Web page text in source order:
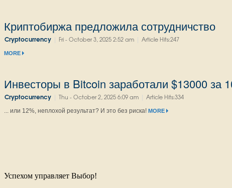
Криптобиржа предложила сотрудничство
Cryptocurrency Fri - October 3, 2025 2:52 am Article Hits:247
MORE
Инвесторы в Bitcoin заработали $13000 за
Cryptocurrency Thu - October 2, 2025 6:09 am Article Hits:334
... или 12%, неплохой результат? И это без риска! MORE
Успехом управляет Выбор!